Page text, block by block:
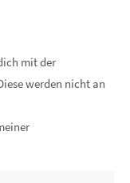
mit der
werden nicht an